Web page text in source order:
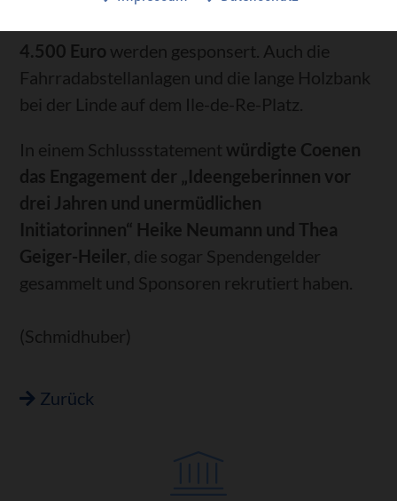
4.500 Euro werden gesponsert. Auch die
Fahrradabstellanlagen und die lange Holzbank
bei der Linde auf dem Ile-de-Re-Platz.
In einem Schlussstatement würdigte Coenen
das Engagement der „Ideengeberinnen vor
drei Jahren und unermüdlichen
Initiatorinnen“ Heike Neumann und Thea
Geiger-Heiler , die sogar Spendengelder
gesammelt und Sponsoren rekrutiert haben.
(Schmidhuber)
Zurück